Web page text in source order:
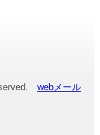
webメール